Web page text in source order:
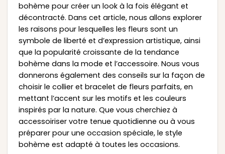
bohème pour créer un look à la fois élégant et
décontracté. Dans cet article, nous allons explorer
les raisons pour lesquelles les fleurs sont un
symbole de liberté et d’expression artistique, ainsi
que la popularité croissante de la tendance
bohème dans la mode et l’accessoire. Nous vous
donnerons également des conseils sur la façon de
choisir le collier et bracelet de fleurs parfaits, en
mettant l’accent sur les motifs et les couleurs
inspirés par la nature. Que vous cherchiez à
accessoiriser votre tenue quotidienne ou à vous
préparer pour une occasion spéciale, le style
bohème est adapté à toutes les occasions.